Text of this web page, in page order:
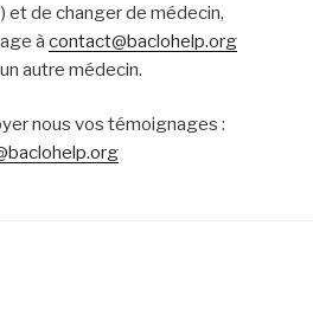
et de changer de médecin,
à contact@baclohelp.org
autre médecin.
nous vos témoignages :